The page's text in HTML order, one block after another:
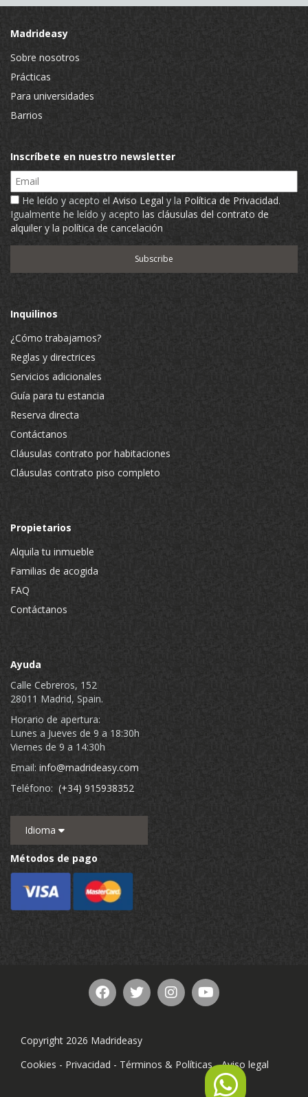
Madrideasy
Sobre nosotros
Prácticas
Para universidades
Barrios
Inscríbete en nuestro newsletter
Email
He leído y acepto el Aviso Legal y la Política de Privacidad.
Igualmente he leído y acepto las cláusulas del contrato de
alquiler y la política de cancelación
Inquilinos
¿Cómo trabajamos?
Reglas y directrices
Servicios adicionales
Guía para tu estancia
Reserva directa
Contáctanos
Cláusulas contrato por habitaciones
Cláusulas contrato piso completo
Propietarios
Alquila tu inmueble
Familias de acogida
FAQ
Contáctanos
Ayuda
Calle Cebreros, 152
28011 Madrid, Spain.
Horario de apertura:
Lunes a Jueves de 9 a 18:30h
Viernes de 9 a 14:30h
Email: info@madrideasy.com
Teléfono: (+34) 915938352
Idioma
Métodos de pago
Copyright 2026 Madrideasy
Cookies - Privacidad - Términos & Políticas-Aviso legal